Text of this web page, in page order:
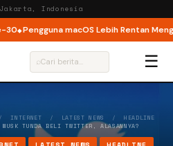
Indonesia
Pengguna macOS Lebih Rentan
⌕ ☰
INTERNET / LATEST NEWS / HEADLINE
MUSK TUNDA BELI TWITTER, ALASANNYA?